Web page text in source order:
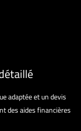
adaptée et un devis
des aides financières